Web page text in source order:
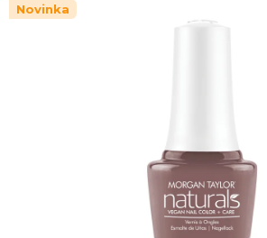
Novinka